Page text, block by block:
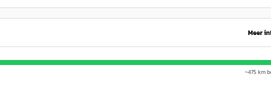
Meer
~475 km